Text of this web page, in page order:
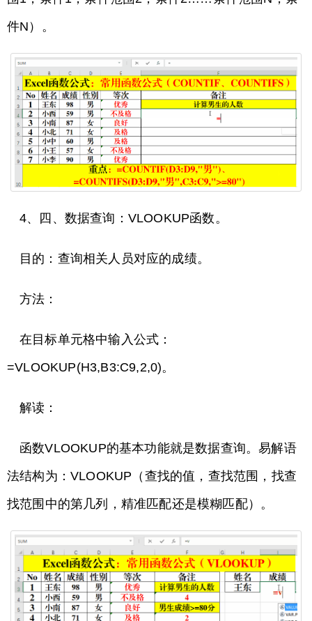
件N）。
4、四、数据查询：VLOOKUP函数。
目的：查询相关人员对应的成绩。
方法：
在目标单元格中输入公式：
=VLOOKUP(H3,B3:C9,2,0)。
解读：
函数VLOOKUP的基本功能就是数据查询。易解语
法结构为：VLOOKUP（查找的值，查找范围，找查
找范围中的第几列，精准匹配还是模糊匹配）。